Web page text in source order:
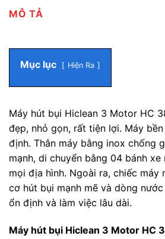
MÔ TẢ
Mục lục Hiện Ra
Máy hút bụi Hiclean 3 Motor HC
đẹp, nhỏ gọn, rất tiện lợi. Máy
định. Thân máy bằng inox chống
mạnh, di chuyển bằng 04 bánh
mọi địa hình. Ngoài ra, chiếc máy
cơ hút bụi mạnh mẽ và dòng
ổn định và làm việc lâu dài.
Máy hút bụi Hiclean 3 Motor HC